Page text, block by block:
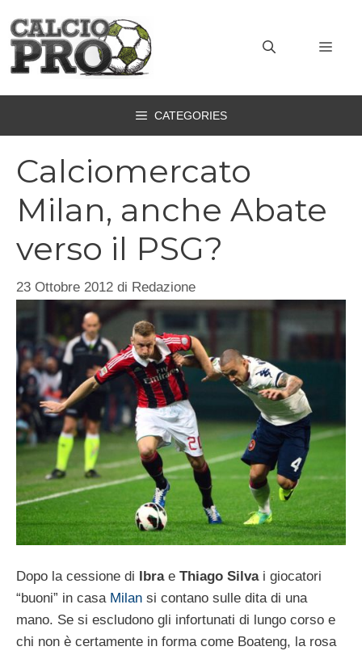
contenuto
CATEGORIES
Calciomercato
Milan, anche Abate
verso il PSG?
23 Ottobre 2012 di Redazione
Dopo la cessione di Ibrae Thiago Silvai giocatori
“buoni” in casa Milan si contano sulle dita di una
mano. Se si escludono gli infortunati di lungo corso e
chi non è certamente in forma come Boateng, la rosa